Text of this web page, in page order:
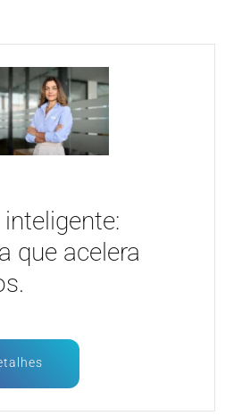
que acelera